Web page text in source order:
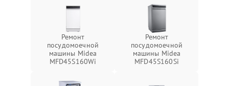
Ремонт
посудомоечной
машины Midea
MFD45S160Wi
Ремонт
посудомоечной
машины Midea
MFD45S160Si